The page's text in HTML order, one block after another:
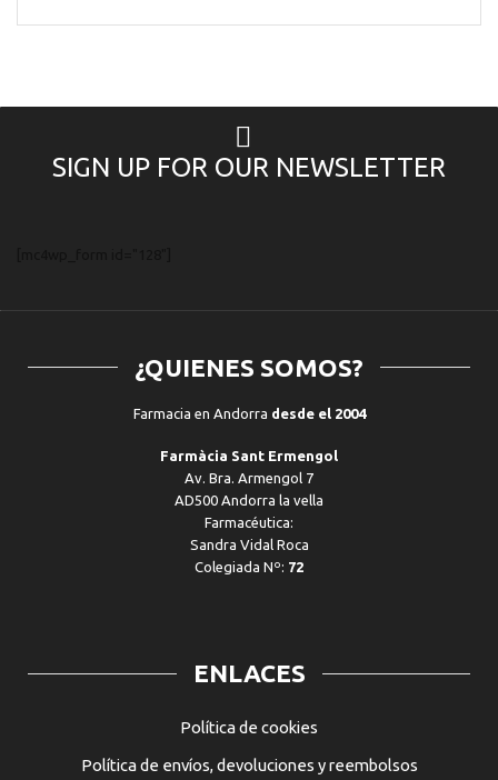
SIGN UP FOR OUR NEWSLETTER
¿QUIENES SOMOS?
Farmacia en Andorra desde el 2004
Farmàcia Sant Ermengol
Av. Bra. Armengol 7
AD500 Andorra la vella
Farmacéutica:
Sandra Vidal Roca
Colegiada Nº: 72
ENLACES
Política de cookies
Política de envíos, devoluciones y reembolsos